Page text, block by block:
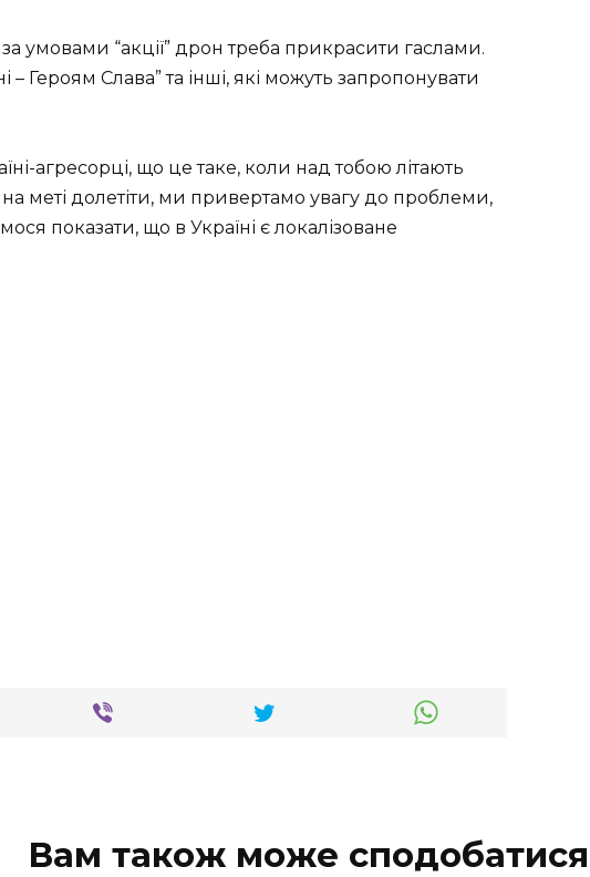
умовами “акції” дрон треба прикрасити гаслами.
– Героям Слава” та інші, які можуть запропонувати
агресорці, що це таке, коли над тобою літають
меті долетіти, ми привертамо увагу до проблеми,
показати, що в Україні є локалізоване
Вам також може сподобатися